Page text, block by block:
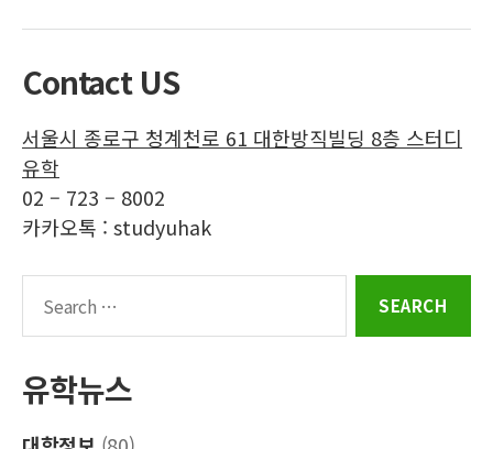
인
램
페
공
그
트
Contact US
서울시 종로구 청계천로 61 대한방직빌딩 8층 스터디
유학
02 – 723 – 8002
카카오톡 : studyuhak
유학뉴스